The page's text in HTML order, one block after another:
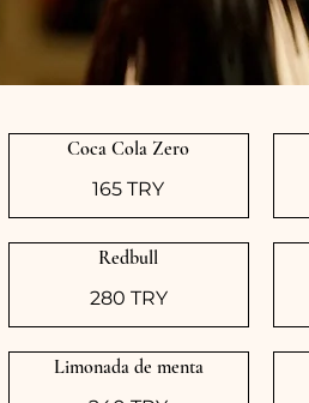
Coca Cola Zero
165 TRY
Redbull
280 TRY
Limonada de menta